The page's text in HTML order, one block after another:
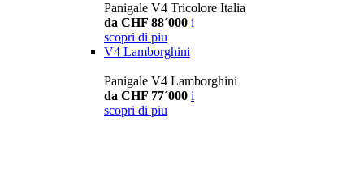
Panigale V4 Tricolore Italia
da CHF 88´000 i
scopri di piu
V4 Lamborghini
Panigale V4 Lamborghini
da CHF 77´000 i
scopri di piu